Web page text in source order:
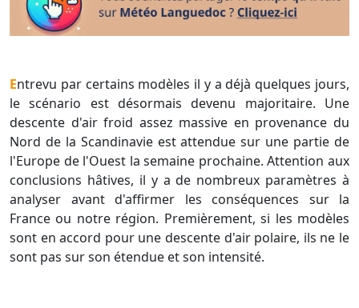
Entrevu par certains modèles il y a déjà quelques jours,
le scénario est désormais devenu majoritaire. Une
descente d'air froid assez massive en provenance du
Nord de la Scandinavie est attendue sur une partie de
l'Europe de l'Ouest la semaine prochaine. Attention aux
conclusions hâtives, il y a de nombreux paramètres à
analyser avant d'affirmer les conséquences sur la
France ou notre région. Premièrement, si les modèles
sont en accord pour une descente d'air polaire, ils ne le
sont pas sur son étendue et son intensité.